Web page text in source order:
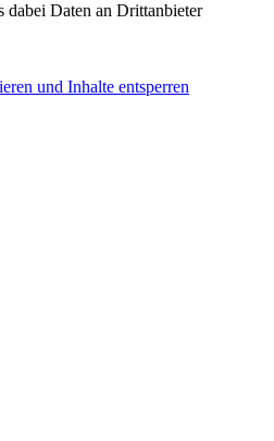
dabei Daten an Drittanbieter
und Inhalte entsperren